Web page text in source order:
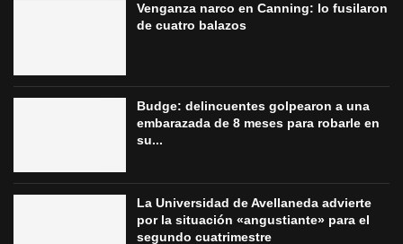
Venganza narco en Canning: lo fusilaron
de cuatro balazos
Budge: delincuentes golpearon a una
embarazada de 8 meses para robarle en
su...
La Universidad de Avellaneda advierte
por la situación «angustiante» para el
segundo cuatrimestre